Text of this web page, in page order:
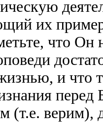
их
что Он
и что
перед
верим),